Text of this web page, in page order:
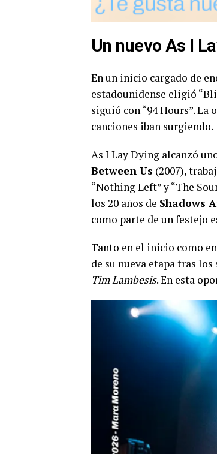
Un nuevo As I
En un inicio cargado de
estadounidense eligió
siguió con “94 Hours”.
canciones iban surgiendo.
As I Lay Dying alcanzó
Between Us (2007),
“Nothing Left” y “The
los 20 años de Shadows
como parte de un festejo
Tanto en el inicio como
de su nueva etapa tras
Tim Lambesis. En esta